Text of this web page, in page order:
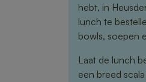
hebt, in
lunch te
bowls, soepen
Laat de lunch
een breed